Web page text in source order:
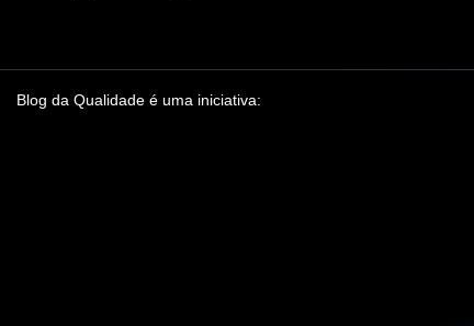
Blog da Qualidade é uma iniciativa: